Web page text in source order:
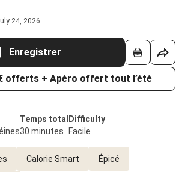
24, 2026
Enregistrer
offerts + Apéro offert tout l’été
Temps total
30 minutes
Difficulty
Facile
Calorie Smart Épicé